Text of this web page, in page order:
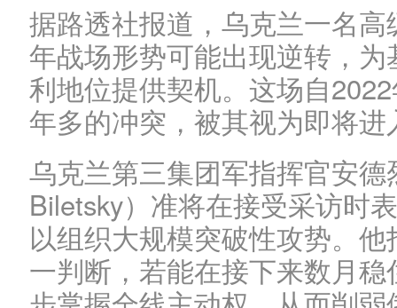
据路透社报道，乌克兰一名
年战场形势可能出现逆转，
利地位提供契机。这场自
年多的冲突，被其视为即将
乌克兰第三集团军指挥官安德
Biletsky）准将在接受采访时
以组织大规模突破性攻势。
一判断，若能在接下来数月